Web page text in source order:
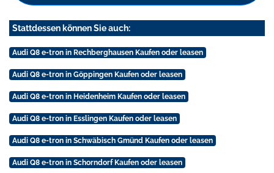
Stattdessen können Sie auch:
Audi Q8 e-tron in Rechberghausen Kaufen oder leasen
Audi Q8 e-tron in Göppingen Kaufen oder leasen
Audi Q8 e-tron in Heidenheim Kaufen oder leasen
Audi Q8 e-tron in Esslingen Kaufen oder leasen
Audi Q8 e-tron in Schwäbisch Gmünd Kaufen oder leasen
Audi Q8 e-tron in Schorndorf Kaufen oder leasen